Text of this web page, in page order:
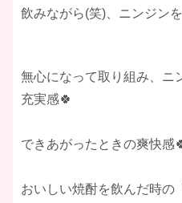
飲みながら(笑)、ニンジン
無心になって取り組み、ニ
充実感🍀
できあがったときの爽快
おいしい焼酎を飲んだ時の